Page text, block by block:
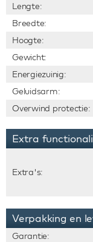
Lengte:
Breedte:
Hoogte:
Gewicht:
Energiezuinig:
Geluidsarm:
Overwind protectie:
Extra
Extra's:
Verpakking en
Garantie: